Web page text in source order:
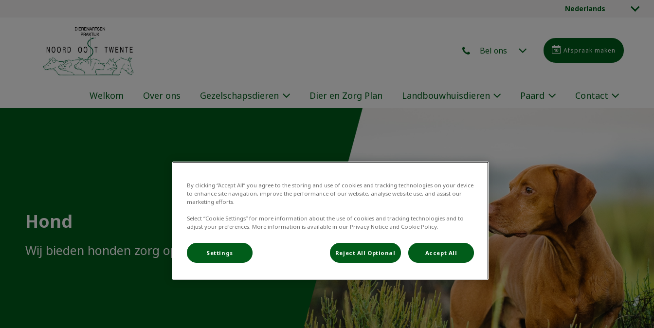
Nederlands
Homepage Dierenartsenpraktijk Noord Oost Twente Bel ons Afspraak maken
Welkom Over ons Gezelschapsdieren Dier en Zorg Plan Landbouwhuisdieren Paard Contact
Hond
Wij bieden honden zorg op maat.
By clicking “Accept All” you agree to the storing and use of cookies and tracking technologies on your device
to enhance site navigation, improve the performance of our website, analyse website use, and assist our
marketing efforts.
Select “Cookie Settings” for more information about the use of cookies and tracking technologies and to
adjust your preferences. More information is available in our Privacy Notice and Cookie Policy.
Settings Reject All Optional Accept All